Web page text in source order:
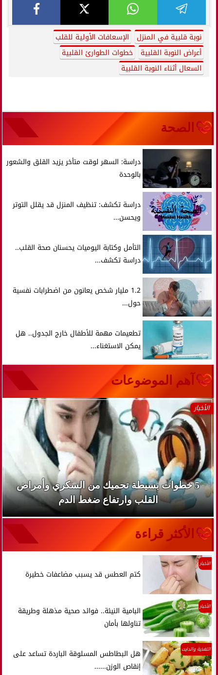
نوبة قلبية في المنزل
الإسعافات الأولية للقلب
أعراض النوبة القلبية
خطوات الطوارئ القلبية
السعال أثناء النوبة القلبية
الصحة
دراسة: السهر لوقت متأخر يزيد القلق والشعور
بالوحدة
دراسة تكشف: تنظيف المنزل قد يقلل التوتر
ويحسن...
التأمل وكتابة اليوميات يحسنان صحة القلب..
دراسة تكشف...
1.2 مليار شخص يعانون من اضطرابات نفسية
حول...
تطعيمات مهمة للأطفال خارج الجدول.. هل
يمكن الاستغناء...
آهم الموضوعات
الأخبار
وزارة الصحة تحذر من الإفراط في المسكنات.. عادة
شائعة قد تضر الكلى...
الأكثر قراءة
الأخبار
كتم العطس قد يسبب مضاعفات خطيرة
الأخبار
البامية النيئة.. فوائد صحية مذهلة وطريقة
تناولها بأمان
التغذية والدايت
هل البطاطس المسلوقة الباردة تساعد على
إنقاص الوزن......